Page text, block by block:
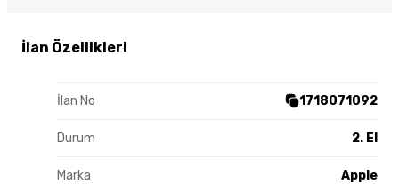
İlan Özellikleri
İlan No 1718071092
Durum 2. El
Marka Apple